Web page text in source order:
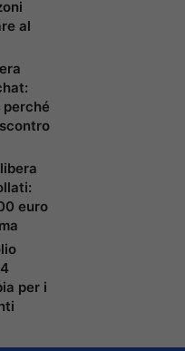
al
perché
euro
per i